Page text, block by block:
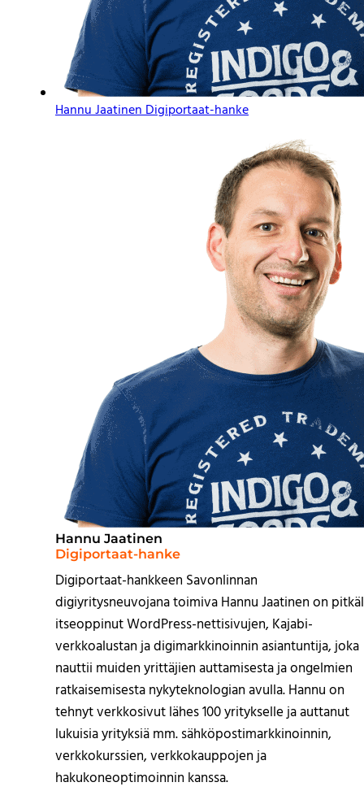
Hannu JaatinenDigiportaat-hanke
Hannu Jaatinen
Digiportaat-hanke
Digiportaat-hankkeen Savonlinnan
digiyritysneuvojana toimiva Hannu Jaatinen on
itseoppinut WordPress-nettisivujen, Kajabi-
verkkoalustan ja digimarkkinoinnin asiantuntija, joka
nauttii muiden yrittäjien auttamisesta ja ongelmien
ratkaisemisesta nykyteknologian avulla. Hannu on
tehnyt verkkosivut lähes 100 yritykselle ja auttanut
lukuisia yrityksiä mm. sähköpostimarkkinoinnin,
verkkokurssien, verkkokauppojen ja
hakukoneoptimoinnin kanssa.